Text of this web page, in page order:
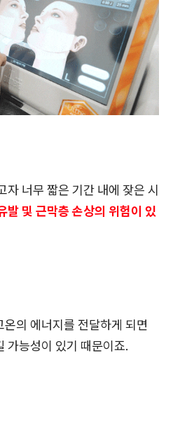
자 너무 짧은 기간 내에 잦은 시
발 및 근막층 손상의 위험이 있
의 에너지를 전달하게 되면
가능성이 있기 때문이죠.